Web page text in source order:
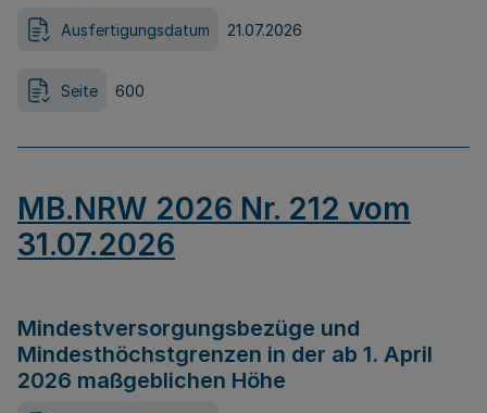
Ausfertigungsdatum 21.07.2026
Seite 600
MB.NRW 2026 Nr. 212 vom
31.07.2026
Mindestversorgungsbezüge und
Mindesthöchstgrenzen in der ab 1. April
2026 maßgeblichen Höhe